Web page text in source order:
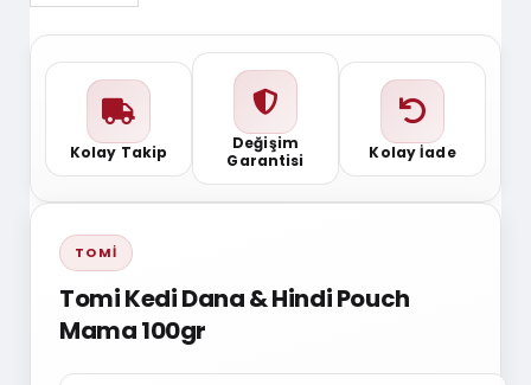
Kolay Takip
Değişim
Garantisi
Kolay İade
TOMİ
Tomi Kedi Dana & Hindi Pouch
Mama 100gr